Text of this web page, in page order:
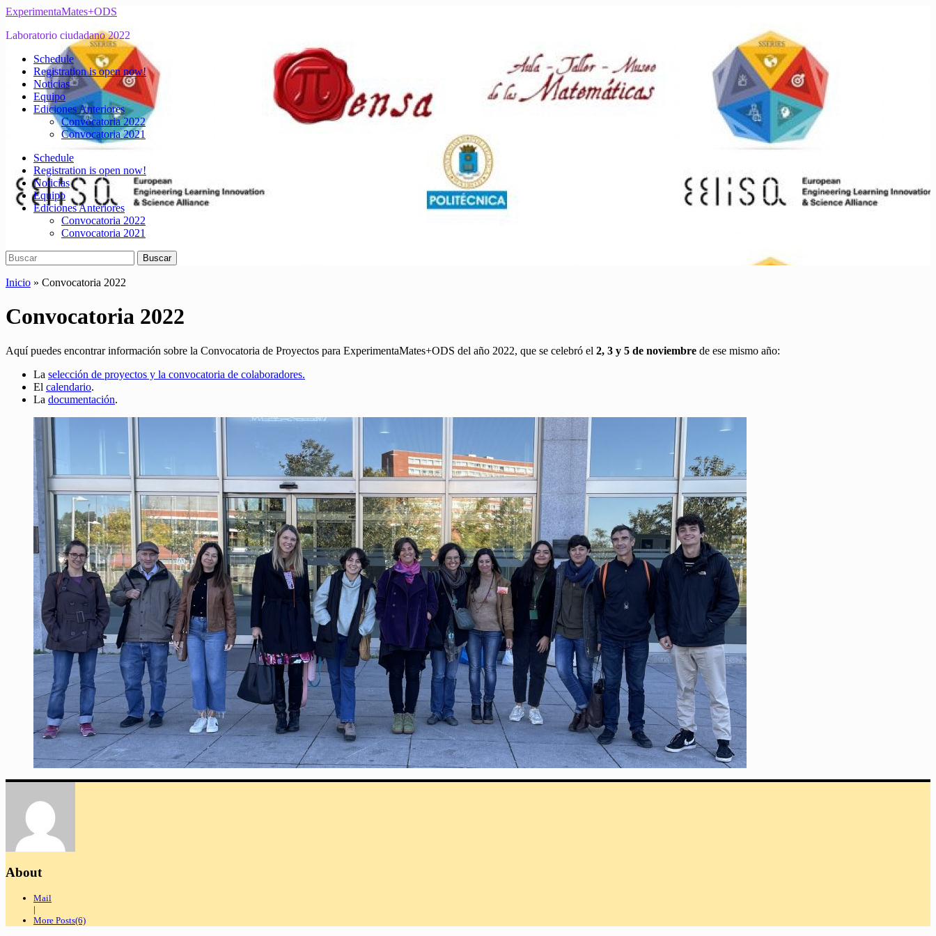
Saltar
contenido
ExperimentaMates+ODS
Laboratorio ciudadano 2022
Alternar
menú
móvil
Schedule
Registration is open now!
Noticias
Equipo
Ediciones Anteriores
Convocatoria 2022
Convocatoria 2021
Schedule
Registration is open now!
Noticias
Equipo
Ediciones Anteriores
Convocatoria 2022
Convocatoria 2021
Buscar:
Buscar
Inicio » Convocatoria 2022
Convocatoria 2022
Aquí puedes encontrar información sobre la Convocatoria de Proyectos para ExperimentaMates+ODS del año 2022, que se celebró el 2, 3 y 5 de noviembre de ese mismo año:
La selección de proyectos y la convocatoria de colaboradores.
El calendario.
La documentación.
About
Mail
|
More Posts(6)